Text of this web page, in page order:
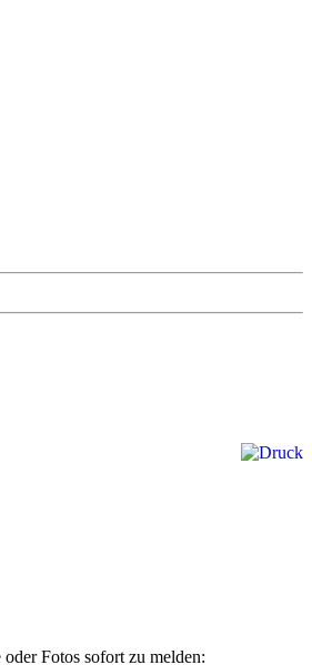
Fotos sofort zu melden: